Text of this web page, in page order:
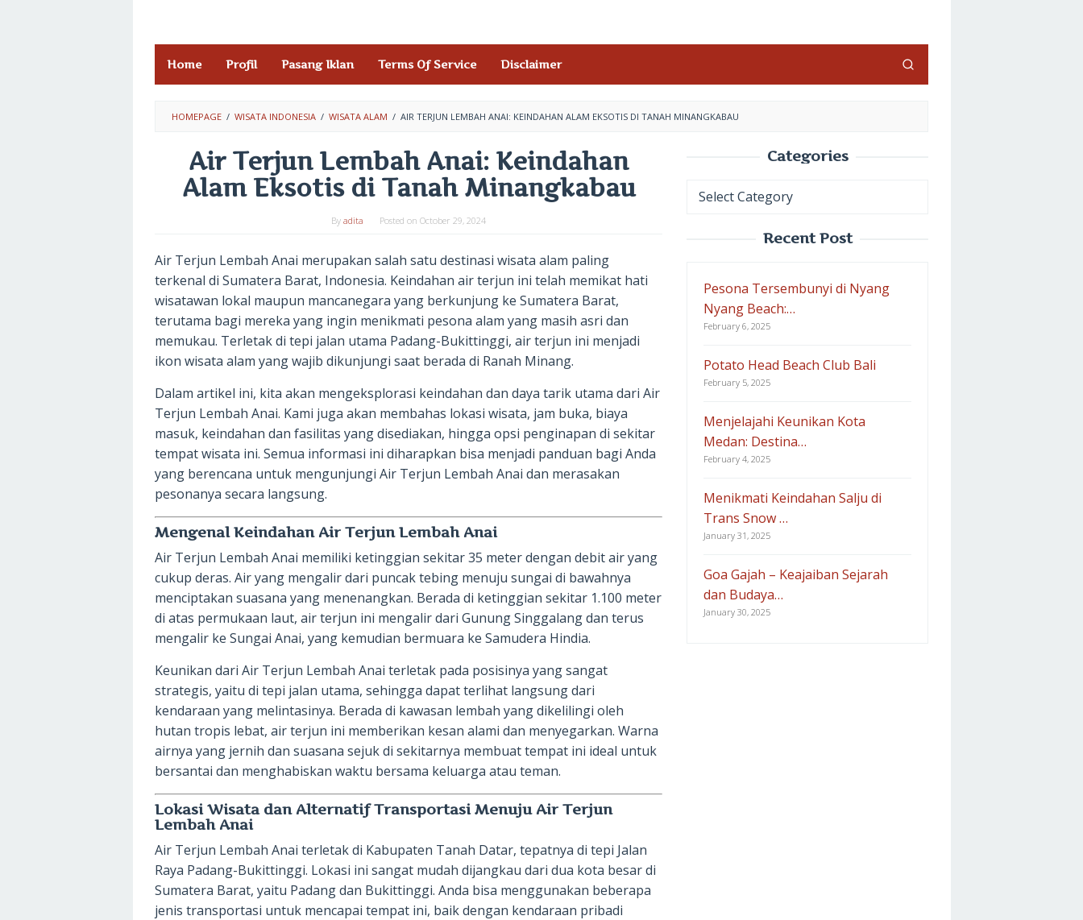
content
Home Profil Pasang Iklan Terms Of Service Disclaimer
HOMEPAGE / WISATA INDONESIA / WISATA ALAM / AIR TERJUN LEMBAH ANAI: KEINDAHAN ALAM EKSOTIS DI TANAH MINANGKABAU
Air Terjun Lembah Anai: Keindahan
Alam Eksotis di Tanah Minangkabau
By adita Posted on October 29, 2024
Air Terjun Lembah Anai merupakan salah satu destinasi wisata alam paling
terkenal di Sumatera Barat, Indonesia. Keindahan air terjun ini telah memikat hati
wisatawan lokal maupun mancanegara yang berkunjung ke Sumatera Barat,
terutama bagi mereka yang ingin menikmati pesona alam yang masih asri dan
memukau. Terletak di tepi jalan utama Padang-Bukittinggi, air terjun ini menjadi
ikon wisata alam yang wajib dikunjungi saat berada di Ranah Minang.
Dalam artikel ini, kita akan mengeksplorasi keindahan dan daya tarik utama dari Air
Terjun Lembah Anai. Kami juga akan membahas lokasi wisata, jam buka, biaya
masuk, keindahan dan fasilitas yang disediakan, hingga opsi penginapan di sekitar
tempat wisata ini. Semua informasi ini diharapkan bisa menjadi panduan bagi Anda
yang berencana untuk mengunjungi Air Terjun Lembah Anai dan merasakan
pesonanya secara langsung.
Mengenal Keindahan Air Terjun Lembah Anai
Air Terjun Lembah Anai memiliki ketinggian sekitar 35 meter dengan debit air yang
cukup deras. Air yang mengalir dari puncak tebing menuju sungai di bawahnya
menciptakan suasana yang menenangkan. Berada di ketinggian sekitar 1.100 meter
di atas permukaan laut, air terjun ini mengalir dari Gunung Singgalang dan terus
mengalir ke Sungai Anai, yang kemudian bermuara ke Samudera Hindia.
Keunikan dari Air Terjun Lembah Anai terletak pada posisinya yang sangat
strategis, yaitu di tepi jalan utama, sehingga dapat terlihat langsung dari
kendaraan yang melintasinya. Berada di kawasan lembah yang dikelilingi oleh
hutan tropis lebat, air terjun ini memberikan kesan alami dan menyegarkan. Warna
airnya yang jernih dan suasana sejuk di sekitarnya membuat tempat ini ideal untuk
bersantai dan menghabiskan waktu bersama keluarga atau teman.
Lokasi Wisata dan Alternatif Transportasi Menuju Air Terjun
Lembah Anai
Air Terjun Lembah Anai terletak di Kabupaten Tanah Datar, tepatnya di tepi Jalan
Raya Padang-Bukittinggi. Lokasi ini sangat mudah dijangkau dari dua kota besar di
Sumatera Barat, yaitu Padang dan Bukittinggi. Anda bisa menggunakan beberapa
jenis transportasi untuk mencapai tempat ini, baik dengan kendaraan pribadi
Categories
Categories
Recent Post
Pesona Tersembunyi di Nyang
Nyang Beach:…
February 6, 2025
Potato Head Beach Club Bali
February 5, 2025
Menjelajahi Keunikan Kota
Medan: Destina…
February 4, 2025
Menikmati Keindahan Salju di
Trans Snow …
January 31, 2025
Goa Gajah – Keajaiban Sejarah
dan Budaya…
January 30, 2025